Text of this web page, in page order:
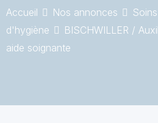
Accueil Nos annonces
Soins
d'hygiène
BISCHWILLER /
aide soignante